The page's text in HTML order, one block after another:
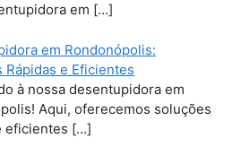
em […]
em Rondonópolis:
Rápidas e Eficientes
à nossa desentupidora em
Aqui, oferecemos soluções
eficientes […]